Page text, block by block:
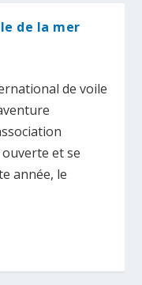
de la mer
de voile
et se
année, le